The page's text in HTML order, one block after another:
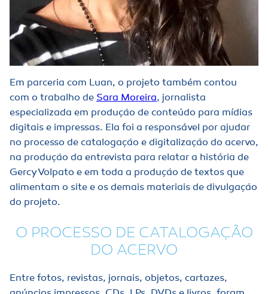
Em parceria com Luan, o projeto também contou
com o trabalho de Sara Moreira, jornalista
especializada em produção de conteúdo para mídias
digitais e impressas. Ela foi a responsável por ajudar
no processo de catalogação e digitalização do acervo,
na produção da entrevista para relatar a história de
Gercy Volpato e em toda a produção de textos que
alimentam o site e os demais materiais de divulgação
do projeto.
O PROCESSO DE CATALOGAÇÃO
DO ACERVO
Entre fotos, revistas, jornais, objetos, cartazes,